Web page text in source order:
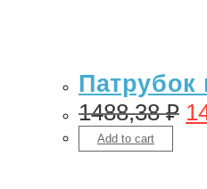
Патрубок
1488,38₽
Add to cart